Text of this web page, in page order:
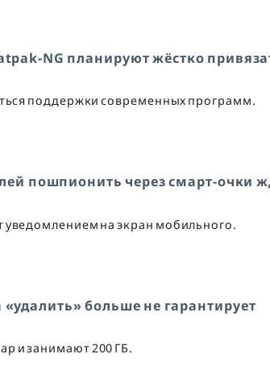
NG планируют жёстко
поддержки современных программ.
пошпионить через смарт-очки
уведомлением на экран мобильного.
больше не гарантирует
и занимают 200 ГБ.